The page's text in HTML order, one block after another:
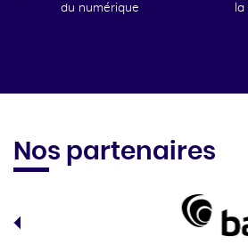
du numérique
Nos partenaires